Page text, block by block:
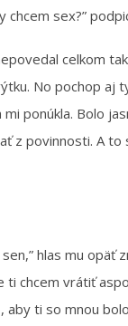
chcem sex?”
celkom
No pochop aj
ponúkla. Bolo
z povinnosti. A to
hlas mu opäť
ti chcem vrátiť
aby ti so mnou